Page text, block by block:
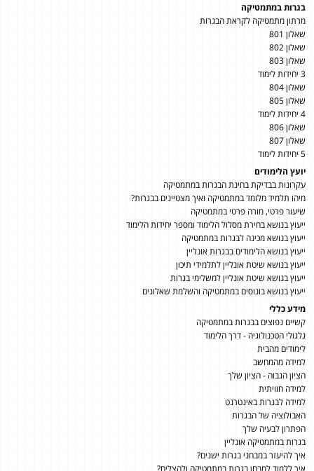
בגרות במתמטיקה
מרתון מתמטיקה לקראת הבגרות
שאלון 801
שאלון 802
שאלון 803
3 יחידות לימוד
שאלון 804
שאלון 805
4 יחידות לימוד
שאלון 806
שאלון 807
5 יחידות לימוד
יועץ הלימודים
עקרונות בבדיקת בחינת הבגרות במתמטיקה
מיהו תלמיד מלומד במתמטיקה ואיך מצטיינים בבגרות?
שיעור פרטי, מורה פרטי במתמטיקה
ייעוץ בנושא בחירת מסלול הלימוד ומספר יחידות הלימוד
ייעוץ בנושא מכינה לבגרות במתמטיקה
ייעוץ בנושא הלימודים בבגרות אונליין
ייעוץ בנושא שיטת אונליין לתלמידי תיכון
ייעוץ בנושא שיטת אונליין למשלימי בגרות
ייעוץ בנושא בונוסים במתמטיקה והשלמת שאלונים
מידע כללי
קשיים נפוצים בבגרות במתמטיקה
גלגולי הטכנולוגיה - דרך הלימוד
לימודים מהבית
למידה מהמחשב
הציון הגבוה - הציון שלך
למידה חוויתית
למידה לבגרות באינטרנט
האבולוציה של הבגרות
הפתרון לבעיה שלך
בגרות במתמטיקה אונליין
איך להיעזר במבחני בגרות ישנים?